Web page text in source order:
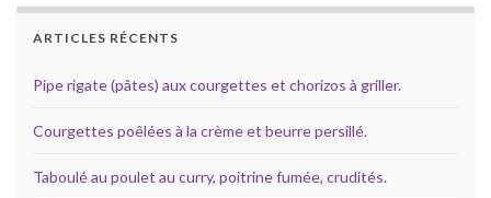
ARTICLES RÉCENTS
Pipe rigate (pâtes) aux courgettes et chorizos à griller.
Courgettes poêlées à la crème et beurre persillé.
Taboulé au poulet au curry, poitrine fumée, crudités.